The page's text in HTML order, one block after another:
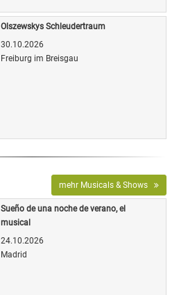
Olszewskys Schleudertraum
30.10.2026
Freiburg im Breisgau
mehr Musicals & Shows
Sueño de una noche de verano, el
musical
24.10.2026
Madrid